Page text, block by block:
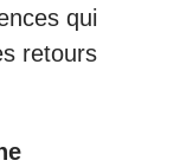
qui
retours